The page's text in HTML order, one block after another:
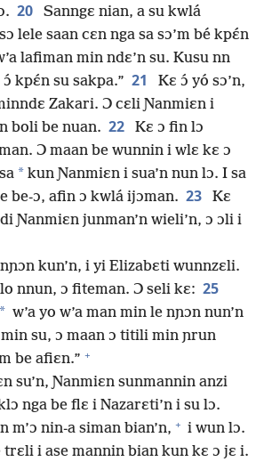
20
Sanngɛ nian, a su kwlá
lele saan cɛn nga sa sɔ’m bé kpɛ́n
lafiman min ndɛ’n su. Kusu nn
kpɛ́n su sakpa.” 21
Kɛ ɔ́ yó sɔ’n,
Zakari. Ɔ cɛli Ɲanmiɛn i
boli be nuan. 22
Kɛ ɔ fin lɔ
Ɔ maan be wunnin i wlɛ kɛ ɔ
* kun Ɲanmiɛn i sua’n nun lɔ. I sa
be-ɔ, afin ɔ kwlá ijɔman. 23
Kɛ
Ɲanmiɛn junman’n wieli’n, ɔ ɔli i
kun’n, i yi Elizabɛti wunnzɛli.
nnun, ɔ fiteman. Ɔ seli kɛ: 25
* w’a yo w’a man min le nɲɔn nun’n
su, ɔ maan ɔ titili min ɲrun
be afiɛn.” +
su’n, Ɲanmiɛn sunmannin anzi
nga be flɛ i Nazarɛti’n i su lɔ.
m’ɔ nin-a siman bian’n, + i wun lɔ.
trɛli i ase mannin bian kun kɛ ɔ jɛ i.